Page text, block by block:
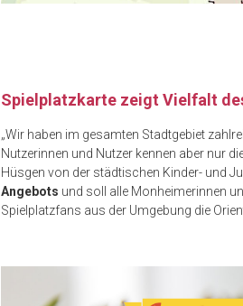
Spielplatzkarte zeigt Vielfalt
„Wir haben im gesamten Stadtgebiet
Nutzerinnen und Nutzer kennen aber nur
Hüsgen von der städtischen Kinder- und
Angebots und soll alle Monheimerinnen
Spielplatzfans aus der Umgebung die